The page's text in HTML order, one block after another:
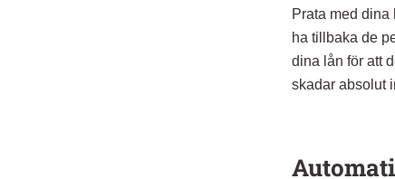
Prata med
ha tillbaka de
dina lån för att
skadar absolut